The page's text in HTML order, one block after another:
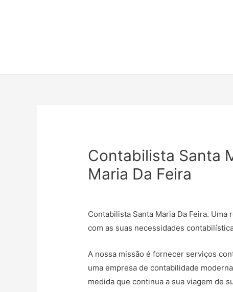
Contabilista Santa
Maria Da Feira
Contabilista Santa Maria Da Feira.
com as suas necessidades
A nossa missão é fornecer serviços
uma empresa de contabilidade
medida que continua a sua viagem de